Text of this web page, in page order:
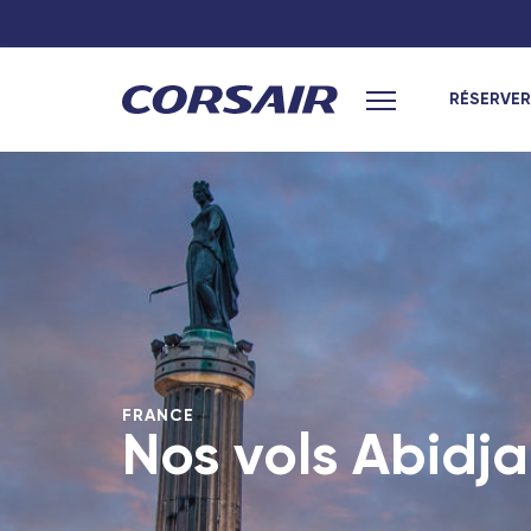
Menu principal
RÉSERVER
FRANCE
Nos vols
Lyon
Nantes
Toulouse
Marseille
Bordeaux
Nîmes - TGV
Lyon Part-Dieu - TGV
Toulouse
Bordeaux
Nice - Travel